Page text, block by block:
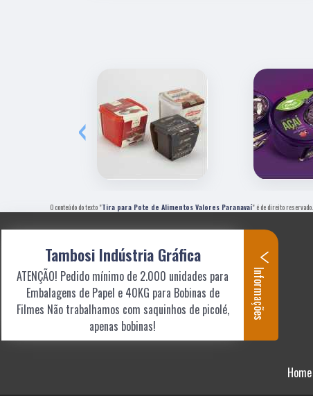
‹
O conteúdo do texto "Tira para Pote de Alimentos Valores Paranavaí" é de direito
Home
Tambosi Indústria Gráfica
ATENÇÃO! Pedido mínimo de 2.000 unidades para
Embalagens de Papel e 40KG para Bobinas de
Filmes Não trabalhamos com saquinhos de picolé,
apenas bobinas!
Informações